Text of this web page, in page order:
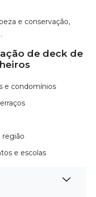
e conservação,
de deck de
e condomínios
região
e escolas